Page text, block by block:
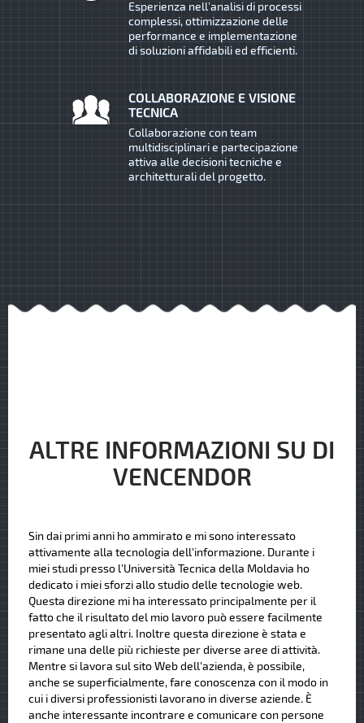
Esperienza nell’analisi di processi
complessi, ottimizzazione delle
performance e implementazione
di soluzioni affidabili ed efficienti.
COLLABORAZIONE E VISIONE
TECNICA
Collaborazione con team
multidisciplinari e partecipazione
attiva alle decisioni tecniche e
architetturali del progetto.
ALTRE INFORMAZIONI SU DI
VENCENDOR
Sin dai primi anni ho ammirato e mi sono interessato
attivamente alla tecnologia dell'informazione. Durante i
miei studi presso l'Università Tecnica della Moldavia ho
dedicato i miei sforzi allo studio delle tecnologie web.
Questa direzione mi ha interessato principalmente per il
fatto che il risultato del mio lavoro può essere facilmente
presentato agli altri. Inoltre questa direzione è stata e
rimane una delle più richieste per diverse aree di attività.
Mentre si lavora sul sito Web dell'azienda, è possibile,
anche se superficialmente, fare conoscenza con il modo in
cui i diversi professionisti lavorano in diverse aziende. È
anche interessante incontrare e comunicare con persone